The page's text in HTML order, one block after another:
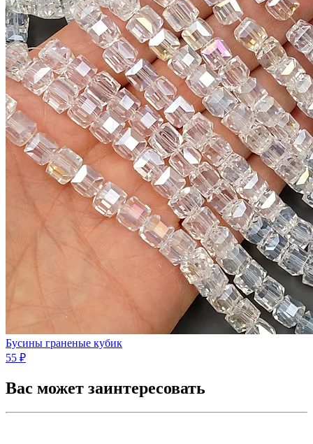
Бусины граненые кубик
55 ₽
Вас может заинтересовать